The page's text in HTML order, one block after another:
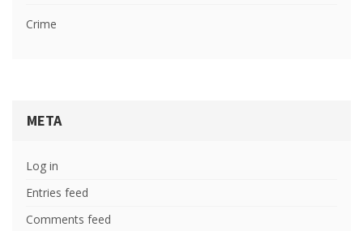
Crime
META
Log in
Entries feed
Comments feed